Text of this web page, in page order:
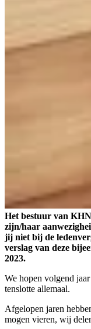
Het bestuur van
zijn/haar
jij niet bij de
verslag van deze
2023.
We hopen volgend
tenslotte allemaal.
Afgelopen jaren
mogen vieren, wij